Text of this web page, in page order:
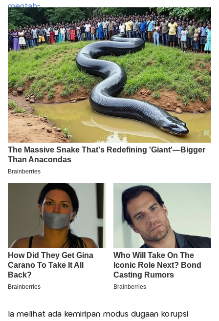
Ia melihat ada kemiripan modus dugaan korupsi